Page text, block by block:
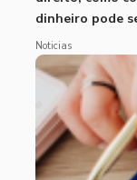
dinheiro pode
Noticias